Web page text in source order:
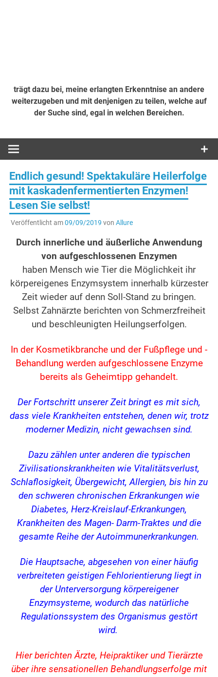
trägt dazu bei, meine erlangten Erkenntnise an andere
weiterzugeben und mit denjenigen zu teilen, welche auf
der Suche sind, egal in welchen Bereichen.
Endlich gesund! Spektakuläre Heilerfolge
mit kaskadenfermentierten Enzymen!
Lesen Sie selbst!
Veröffentlicht am09/09/2019 von Allure
Durch innerliche und äußerliche Anwendung
von aufgeschlossenen Enzymen
haben Mensch wie Tier die Möglichkeit ihr
körpereigenes Enzymsystem innerhalb kürzester
Zeit wieder auf denn Soll-Stand zu bringen.
Selbst Zahnärzte berichten von Schmerzfreiheit
und beschleunigten Heilungserfolgen.
In der Kosmetikbranche und der Fußpflege und -
Behandlung werden aufgeschlossene Enzyme
bereits als Geheimtipp gehandelt.
Der Fortschritt unserer Zeit bringt es mit sich,
dass viele Krankheiten entstehen, denen wir, trotz
moderner Medizin, nicht gewachsen sind.
Dazu zählen unter anderen die typischen
Zivilisationskrankheiten wie Vitalitätsverlust,
Schlaflosigkeit, Übergewicht, Allergien, bis hin zu
den schweren chronischen Erkrankungen wie
Diabetes, Herz-Kreislauf-Erkrankungen,
Krankheiten des Magen- Darm-Traktes und die
gesamte Reihe der Autoimmunerkrankungen.
Die Hauptsache, abgesehen von einer häufig
verbreiteten geistigen Fehlorientierung liegt in
der Unterversorgung körpereigener
Enzymsysteme, wodurch das natürliche
Regulationssystem des Organismus gestört
wird.
Hier berichten Ärzte, Heipraktiker und Tierärzte
über ihre sensationellen Behandlungserfolge mit